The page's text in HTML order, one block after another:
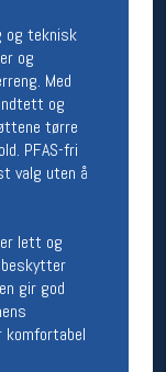
og teknisk
og
Med
og
tørre
PFAS-fri
valg uten å
lett og
gir god
komfortabel